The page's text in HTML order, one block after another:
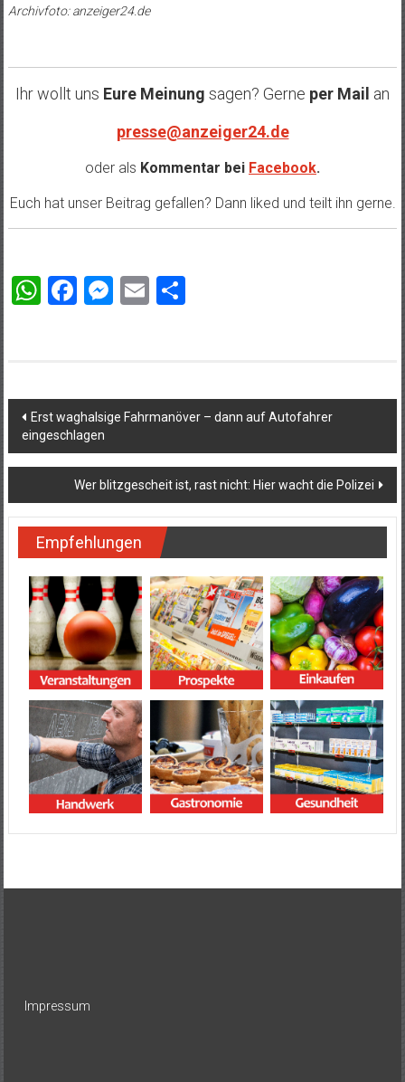
Archivfoto: anzeiger24.de
Ihr wollt uns Eure Meinung sagen? Gerne per Mail an
presse@anzeiger24.de
oder als Kommentar bei Facebook.
Euch hat unser Beitrag gefallen? Dann liked und teilt ihn gerne.
WhatsApp
Facebook
Messenger
EmailTeilen
Beitragsnavigation
Erst waghalsige Fahrmanöver – dann auf Autofahrer
eingeschlagen
Wer blitzgescheit ist, rast nicht: Hier wacht die Polizei
Empfehlungen
Impressum